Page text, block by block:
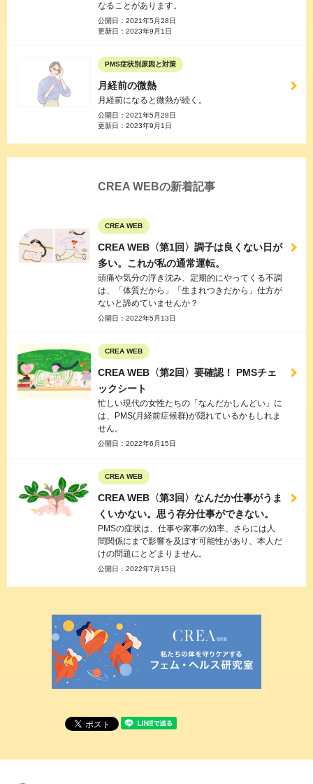
なることがあります。
公開日： 2021年5月28日
更新日： 2023年9月1日
PMS症状別原因と対策
月経前の微熱
月経前になると微熱が続く。
公開日： 2021年5月28日
更新日： 2023年9月1日
CREA WEBの新着記事
CREA WEB
CREA WEB〈第1回〉調子は良くない日が
多い。これが私の通常運転。
頭痛や気分の浮き沈み、定期的にやってくる不調
は、「体質だから」「生まれつきだから」仕方が
ないと諦めていませんか？
公開日： 2022年5月13日
CREA WEB
CREA WEB〈第2回〉要確認！ PMSチェ
ックシート
忙しい現代の女性たちの「なんだかしんどい」に
は、PMS(月経前症候群)が隠れているかもしれま
せん。
公開日： 2022年6月15日
CREA WEB
CREA WEB〈第3回〉なんだか仕事がうま
くいかない。思う存分仕事ができない。
PMSの症状は、仕事や家事の効率、さらには人
間関係にまで影響を及ぼす可能性があり、本人だ
けの問題にとどまりません。
公開日： 2022年7月15日